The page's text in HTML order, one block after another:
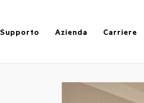
Supporto Azienda Carriere